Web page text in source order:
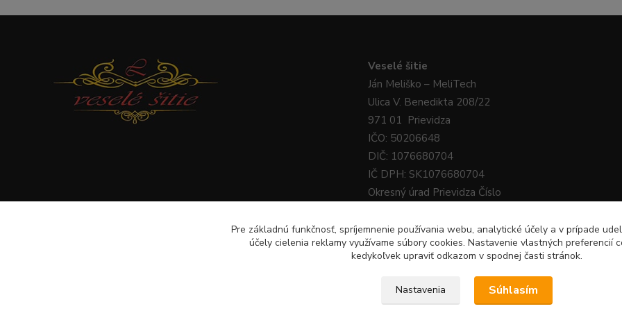
Veselé šitie
Ján Meliško – MeliTech
Ulica V. Benedikta 208/22
971 01 Prievidza
IČO: 50206648
DIČ: 1076680704
IČ DPH: SK1076680704
Okresný úrad Prievidza Číslo
Pre základnú funkčnosť, spríjemnenie používania webu, analytické účely a v prípade
účely cielenia reklamy využívame súbory cookies. Nastavenie vlastných preferencií
kedykoľvek upraviť odkazom v spodnej časti stránok.
Nastavenia Súhlasím